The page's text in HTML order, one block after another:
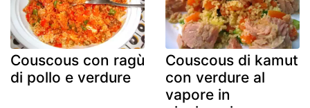
Couscous con ragù
di pollo e verdure
Couscous di kamut
con verdure al
vapore in